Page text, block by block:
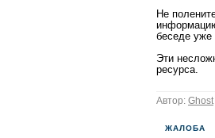
Не
беседе уже
Эти
ресурса.
Автор: Ghost
ЖАЛОБА